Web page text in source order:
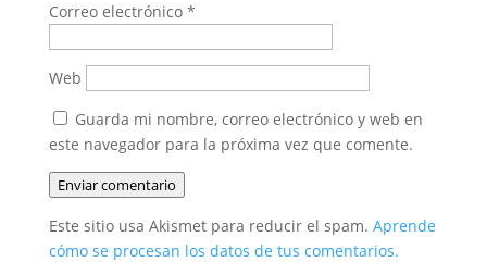
Correo electrónico *
Web
Guarda mi nombre, correo electrónico y web en
este navegador para la próxima vez que comente.
Enviar comentario
Este sitio usa Akismet para reducir el spam. Aprende
cómo se procesan los datos de tus comentarios.